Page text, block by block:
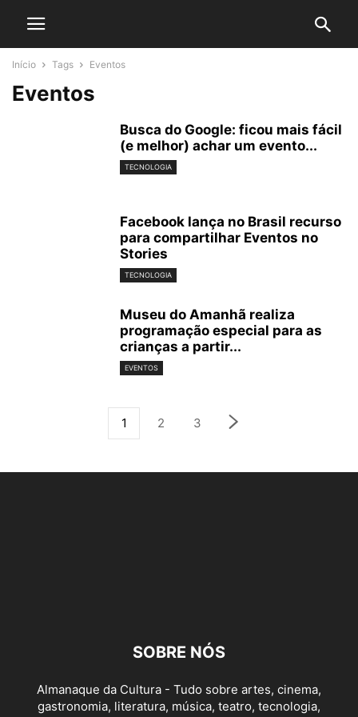
Início Tags Eventos
Eventos
Busca do Google: ficou mais fácil
(e melhor) achar um evento...
TECNOLOGIA
Facebook lança no Brasil recurso
para compartilhar Eventos no
Stories
TECNOLOGIA
Museu do Amanhã realiza
programação especial para as
crianças a partir...
EVENTOS
1 2 3
SOBRE NÓS
Almanaque da Cultura - Tudo sobre artes, cinema,
gastronomia, literatura, música, teatro, tecnologia,